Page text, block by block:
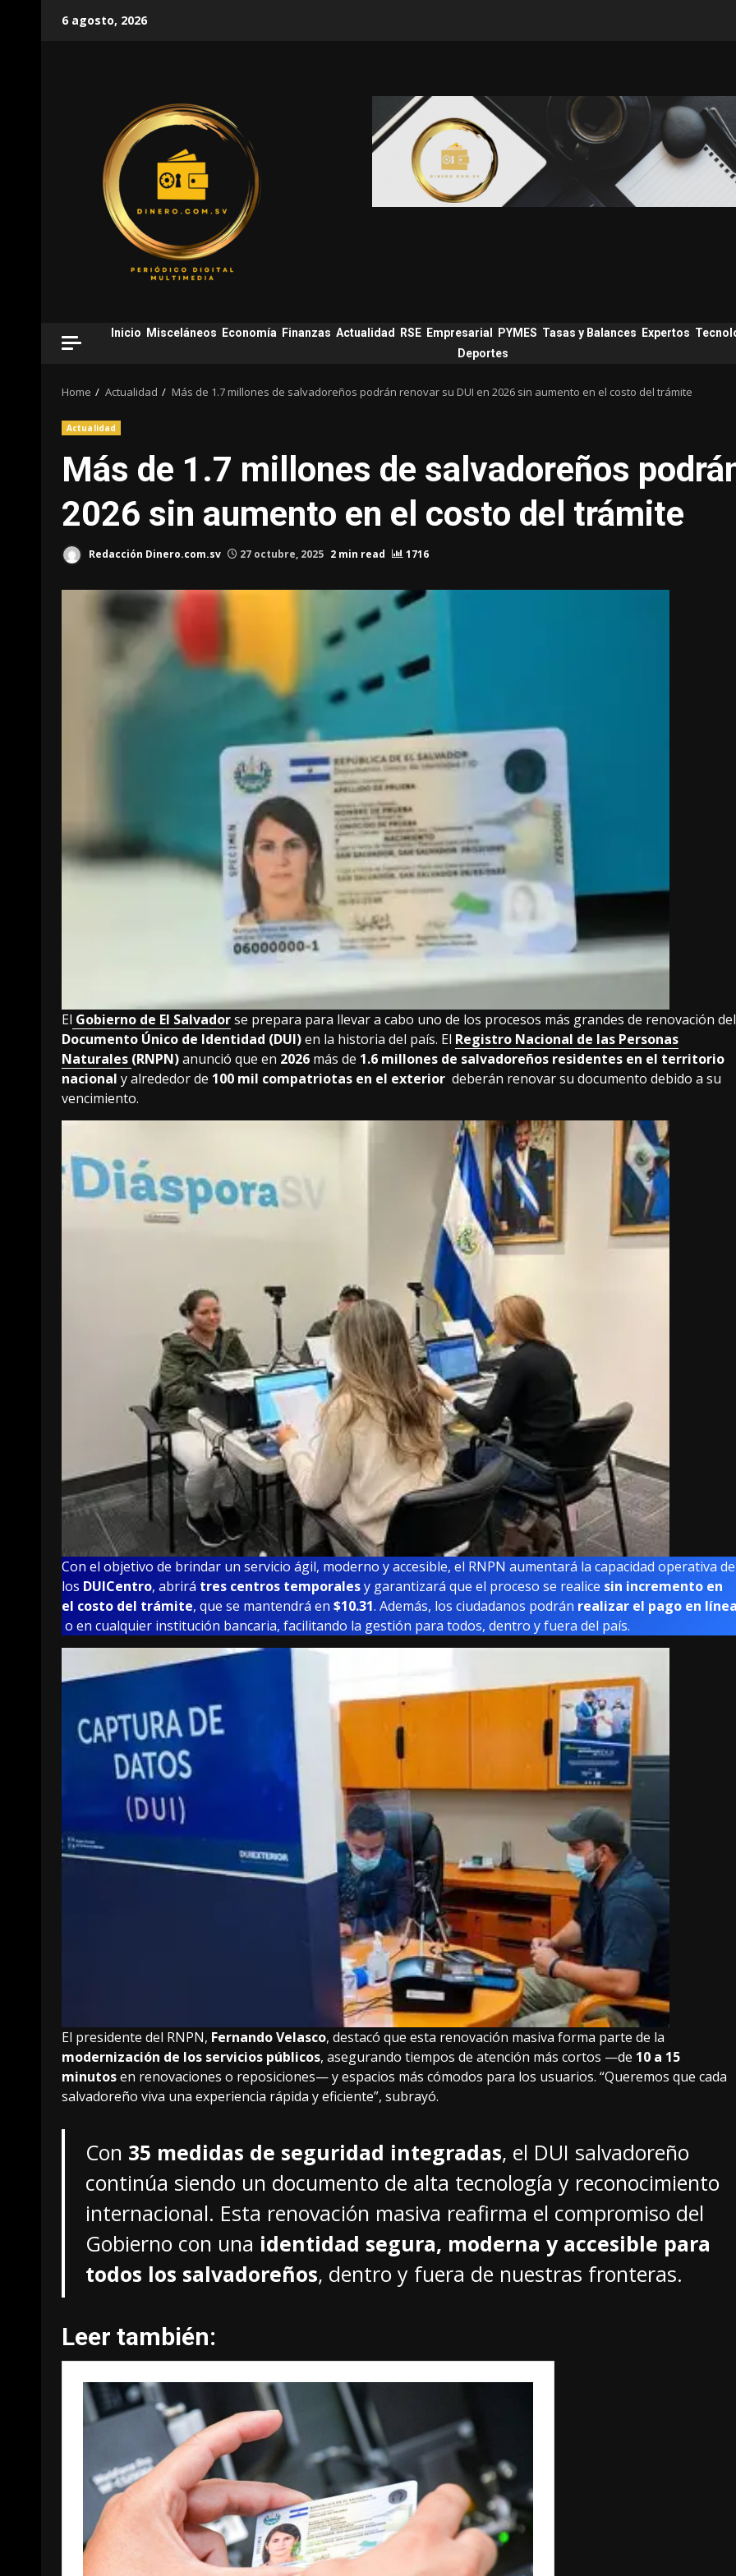
6 agosto, 2026
Inicio Misceláneos Economía Finanzas Actualidad RSE Empresarial PYMES Tasas y Balances Expertos
Deportes
Home Actualidad Más de 1.7 millones de salvadoreños podrán renovar su DUI en 2026 sin aumento en el costo del trámite
Actualidad
Más de 1.7 millones de salvadoreños
2026 sin aumento en el costo del trámite
Redacción Dinero.com.sv 27 octubre, 2025 2 min read 1716
El Gobierno de El Salvadorse prepara para llevar a cabo uno de los procesos más grandes de renovación del
Documento Único de Identidad (DUI)en la historia del país. El Registro Nacional de las Personas
Naturales (RNPN)anunció que en 2026 más de 1.6 millones de salvadoreños residentes en el territorio
nacional y alrededor de 100 mil compatriotas en el exterior deberán renovar su documento debido a su
vencimiento.
Con el objetivo de brindar un servicio ágil, moderno y accesible, el RNPN aumentará la capacidad operativa de
los DUICentro, abrirá tres centros temporalesy garantizará que el proceso se realice sin incremento en
el costo del trámite, que se mantendrá en $10.31. Además, los ciudadanos podrán realizar el pago en
o en cualquier institución bancaria, facilitando la gestión para todos, dentro y fuera del país.
El presidente del RNPN, Fernando Velasco, destacó que esta renovación masiva forma parte de la
modernización de los servicios públicos, asegurando tiempos de atención más cortos —de 10 a 15
minutosen renovaciones o reposiciones— y espacios más cómodos para los usuarios. “Queremos que cada
salvadoreño viva una experiencia rápida y eficiente”, subrayó.
Con 35 medidas de seguridad integradas, el DUI salvadoreño
continúa siendo un documento de alta tecnología y reconocimiento
internacional. Esta renovación masiva reafirma el compromiso del
Gobierno con una identidad segura, moderna y accesible para
todos los salvadoreños, dentro y fuera de nuestras fronteras.
Leer también: